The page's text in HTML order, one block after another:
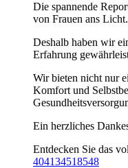
Die spannende
von Frauen ans
Deshalb haben wir
Erfahrung
Wir bieten nicht nur
Komfort und
Ein herzliches
Entdecken Sie das
404134518548